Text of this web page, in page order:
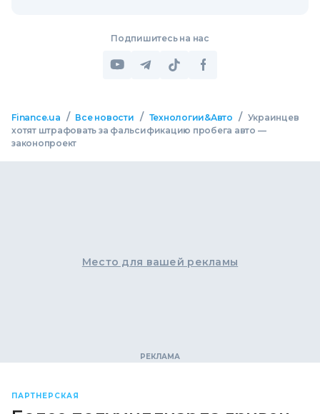
Подпишитесь на нас
Finance.ua / Все новости / Технологии&Авто / Украинцев
хотят штрафовать за фальсификацию пробега авто —
законопроект
Место для вашей рекламы
ПАРТНЕРСКАЯ